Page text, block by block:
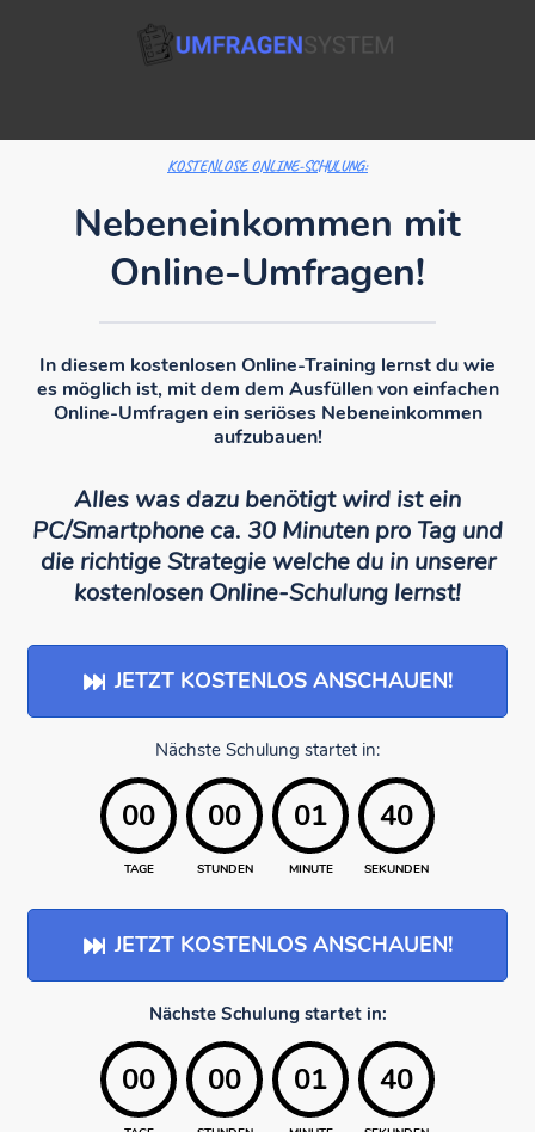
KOSTENLOSE ONLINE-SCHULUNG:
Nebeneinkommen mit
Online-Umfragen!
In diesem kostenlosen Online-Training lernst du wie
es möglich ist, mit dem dem Ausfüllen von einfachen
Online-Umfragen ein seriöses Nebeneinkommen
aufzubauen!
Alles was dazu benötigt wird ist ein
PC/Smartphone ca. 30 Minuten pro Tag und
die richtige Strategie welche du in unserer
kostenlosen Online-Schulung lernst!
JETZT KOSTENLOS ANSCHAUEN!
Nächste Schulung startet in:
00
TAGE
00
STUNDEN
01
MINUTE
40
SEKUNDEN
JETZT KOSTENLOS ANSCHAUEN!
Nächste Schulung startet in:
00 00 01 40